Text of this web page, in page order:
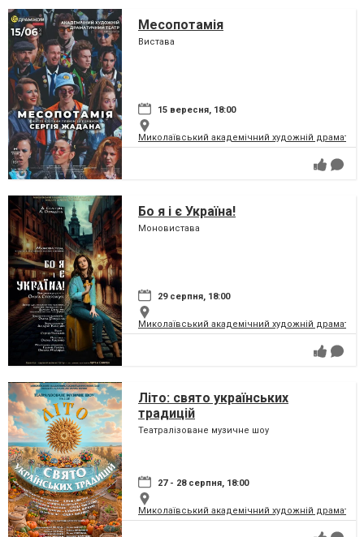
Месопотамія
Вистава
15 вересня, 18:00
Миколаївський академічний художній
Бо я і є Україна!
Моновистава
29 серпня, 18:00
Миколаївський академічний художній
Літо: свято українських
традицій
Театралізоване музичне шоу
27 - 28 серпня, 18:00
Миколаївський академічний художній